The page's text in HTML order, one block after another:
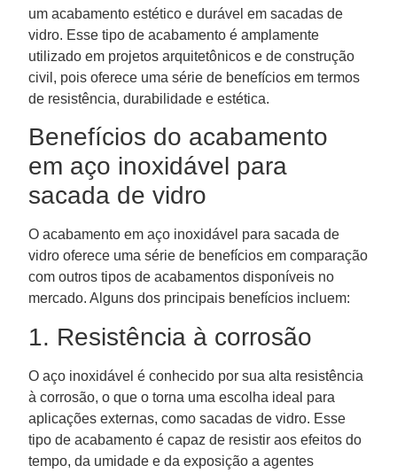
um acabamento estético e durável em sacadas de
vidro. Esse tipo de acabamento é amplamente
utilizado em projetos arquitetônicos e de construção
civil, pois oferece uma série de benefícios em termos
de resistência, durabilidade e estética.
Benefícios do acabamento
em aço inoxidável para
sacada de vidro
O acabamento em aço inoxidável para sacada de
vidro oferece uma série de benefícios em comparação
com outros tipos de acabamentos disponíveis no
mercado. Alguns dos principais benefícios incluem:
1. Resistência à corrosão
O aço inoxidável é conhecido por sua alta resistência
à corrosão, o que o torna uma escolha ideal para
aplicações externas, como sacadas de vidro. Esse
tipo de acabamento é capaz de resistir aos efeitos do
tempo, da umidade e da exposição a agentes